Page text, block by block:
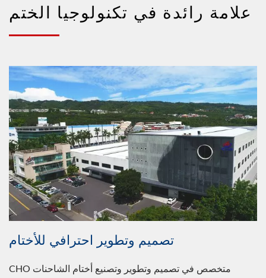
علامة رائدة في تكنولوجيا الختم
تصميم وتطوير احترافي للأختام
CHO متخصص في تصميم وتطوير وتصنيع أختام الشاحنات